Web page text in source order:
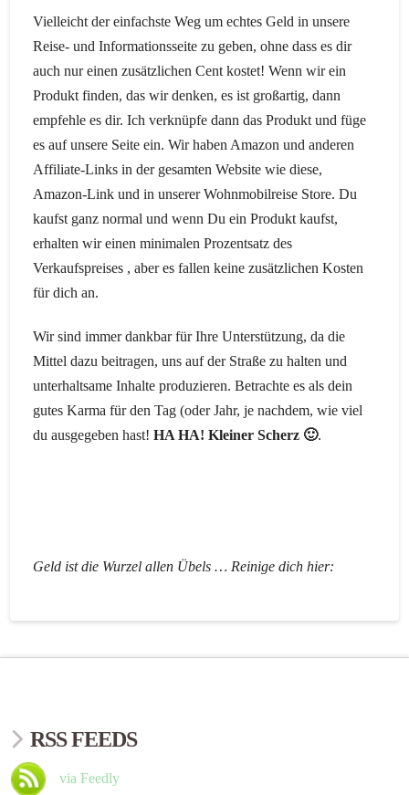
Vielleicht der einfachste Weg um echtes Geld in unsere
Reise- und Informationsseite zu geben, ohne dass es dir
auch nur einen zusätzlichen Cent kostet! Wenn wir ein
Produkt finden, das wir denken, es ist großartig, dann
empfehle es dir. Ich verknüpfe dann das Produkt und füge
es auf unsere Seite ein. Wir haben Amazon und anderen
Affiliate-Links in der gesamten Website wie diese,
Amazon-Link und in unserer Wohnmobilreise Store. Du
kaufst ganz normal und wenn Du ein Produkt kaufst,
erhalten wir einen minimalen Prozentsatz des
Verkaufspreises , aber es fallen keine zusätzlichen Kosten
für dich an.
Wir sind immer dankbar für Ihre Unterstützung,da die
Mittel dazu beitragen,uns auf der Straße zu halten und
unterhaltsame Inhalte produzieren. Betrachte es als dein
gutes Karma für den Tag (oder Jahr,je nachdem,wie viel
du ausgegeben hast! HA HA! Kleiner Scherz 🙂.
Geld ist die Wurzel allen Übels … Reinige dich hier:
RSS FEEDS
via Feedly